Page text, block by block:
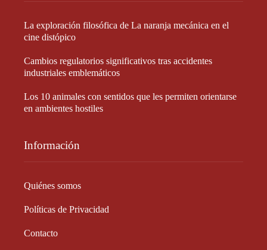
La exploración filosófica de La naranja mecánica en el
cine distópico
Cambios regulatorios significativos tras accidentes
industriales emblemáticos
Los 10 animales con sentidos que les permiten orientarse
en ambientes hostiles
Información
Quiénes somos
Políticas de Privacidad
Contacto